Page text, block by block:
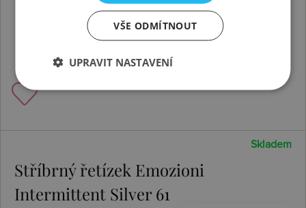
Skladem
Stříbrný řetízek Emozioni
Intermittent Silver 61
VŠE ODMÍTNOUT
UPRAVIT NASTAVENÍ